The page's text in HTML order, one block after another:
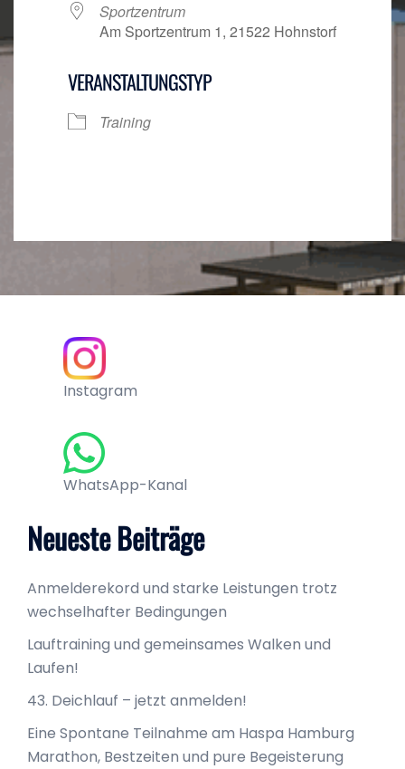
Sportzentrum
Am Sportzentrum 1, 21522 Hohnstorf
VERANSTALTUNGSTYP
Training
Instagram
WhatsApp-Kanal
Neueste Beiträge
Anmelderekord und starke Leistungen trotz
wechselhafter Bedingungen
Lauftraining und gemeinsames Walken und
Laufen!
43. Deichlauf – jetzt anmelden!
Eine Spontane Teilnahme am Haspa Hamburg
Marathon, Bestzeiten und pure Begeisterung